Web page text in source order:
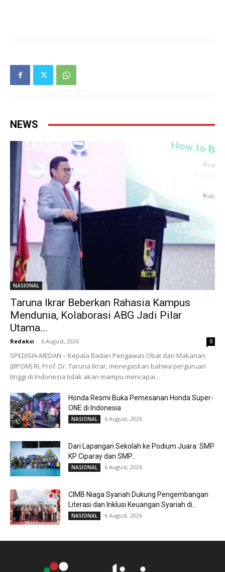
NEWS
NASIONAL
Taruna Ikrar Beberkan Rahasia Kampus
Mendunia, Kolaborasi ABG Jadi Pilar
Utama...
Redaksi - 6 August, 2026 0
SPEDISIA-MEDAN – Kepala Badan Pengawas Obat dan Makanan
(BPOM) RI, Prof. Dr. Taruna Ikrar, menegaskan bahwa perguruan
tinggi di Indonesia tidak akan mampu mencapai...
Honda Resmi Buka Pemesanan Honda Super-
ONE di Indonesia
NASIONAL 6 August, 2026
Dari Lapangan Sekolah ke Podium Juara: SMP
KP Ciparay dan SMP...
NASIONAL 6 August, 2026
CIMB Niaga Syariah Dukung Pengembangan
Literasi dan Inklusi Keuangan Syariah di...
NASIONAL 6 August, 2026